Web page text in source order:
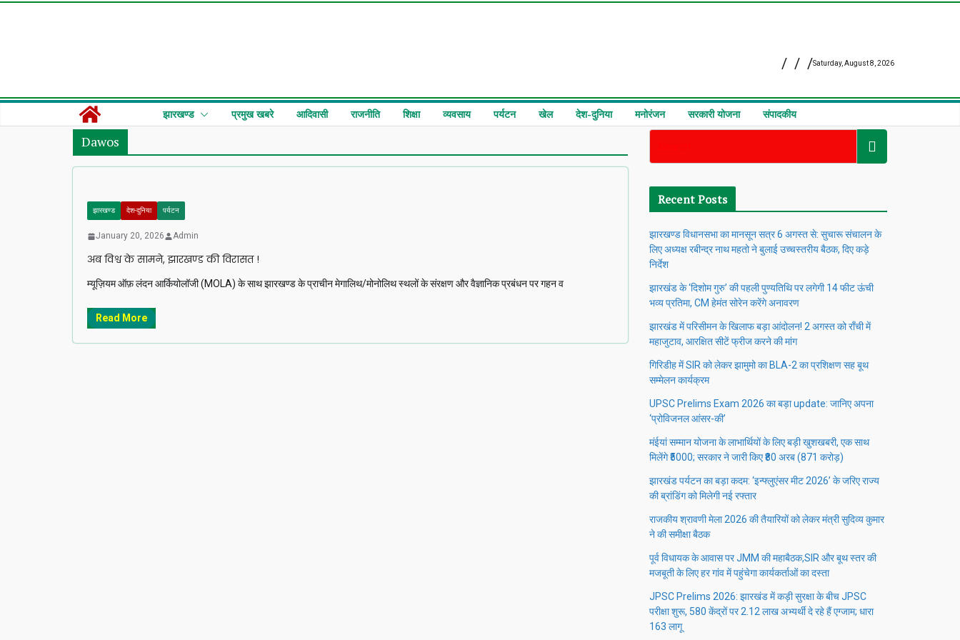
Saturday, August 8, 2026
झारखण्ड प्रमुख खबरे आदिवासी राजनीति शिक्षा व्यवसाय पर्यटन खेल देश-दुनिया मनोरंजन सरकारी योजना संपादकीय
Dawos
झारखण्ड देश-दुनिया पर्यटन
January 20, 2026 Admin
अब विश्व के सामने, झारखण्ड की विरासत !
म्यूज़ियम ऑफ़ लंदन आर्कियोलॉजी (MOLA) के साथ झारखण्ड के प्राचीन मेगालिथ/मोनोलिथ स्थलों के संरक्षण और वैज्ञानिक प्रबंधन पर गहन व
Read More
Recent Posts
झारखण्ड विधानसभा का मानसून सत्र 6 अगस्त से: सुचारू संचालन के
लिए अध्यक्ष रबीन्द्र नाथ महतो ने बुलाई उच्चस्तरीय बैठक, दिए कड़े
निर्देश
झारखंड के ‘दिशोम गुरु’ की पहली पुण्यतिथि पर लगेगी 14 फीट ऊंची
भव्य प्रतिमा, CM हेमंत सोरेन करेंगे अनावरण
झारखंड में परिसीमन के खिलाफ बड़ा आंदोलन! 2 अगस्त को राँची में
महाजुटाव, आरक्षित सीटें फ्रीज करने की मांग
गिरिडीह में SIR को लेकर झामुमो का BLA-2 का प्रशिक्षण सह बूथ
सम्मेलन कार्यक्रम
UPSC Prelims Exam 2026 का बड़ा update: जानिए अपना
‘प्रोविजनल आंसर-की’
मंईयां सम्मान योजना के लाभार्थियों के लिए बड़ी खुशखबरी, एक साथ
मिलेंगे ₹5000; सरकार ने जारी किए ₹80 अरब (871 करोड़)
झारखंड पर्यटन का बड़ा कदम: ‘इन्फ्लुएंसर मीट 2026’ के जरिए राज्य
की ब्रांडिंग को मिलेगी नई रफ्तार
राजकीय श्रावणी मेला 2026 की तैयारियों को लेकर मंत्री सुदिव्य कुमार
ने की समीक्षा बैठक
पूर्व विधायक के आवास पर JMM की महाबैठक,SIR और बूथ स्तर की
मजबूती के लिए हर गांव में पहुंचेगा कार्यकर्ताओं का दस्ता
JPSC Prelims 2026: झारखंड में कड़ी सुरक्षा के बीच JPSC
परीक्षा शुरू, 580 केंद्रों पर 2.12 लाख अभ्यर्थी दे रहे हैं एग्जाम; धारा
163 लागू